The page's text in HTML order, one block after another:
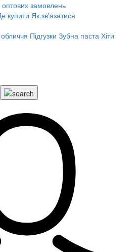
замовлень
купити Як зв'язатися
Підгузки Зубна паста Хіти